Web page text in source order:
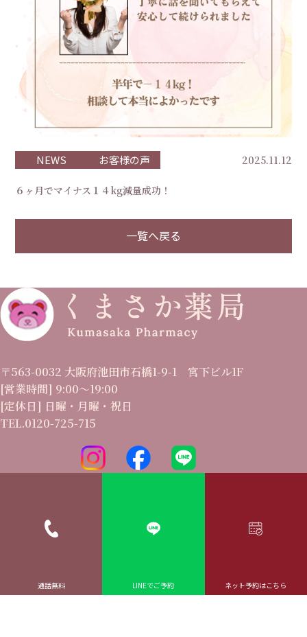
NEWS お客様の声 2025.11.12
６ヶ月でマイナス１４kg減量成功！
一覧へ戻る
通話無料 LINEでご予約 ネット予約はこちら
〒563-0032 大阪府池田市石橋1-9-1 宮下ビル1F
[営業時間] 9:00〜19:00
[定休日] 日曜・月曜・祝日
TEL.0120-725-715